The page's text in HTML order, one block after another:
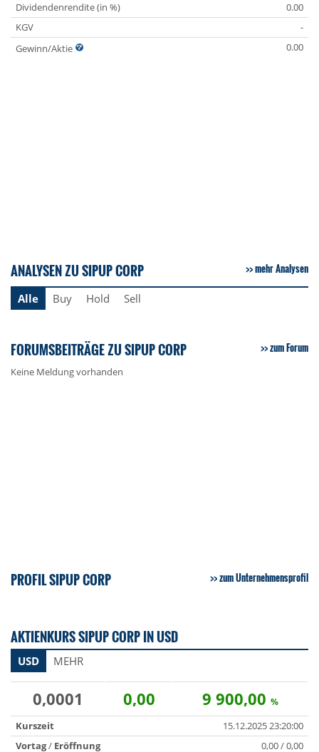
Dividendenrendite (in %)
0.00
KGV
-
Gewinn/Aktie
0.00
ANALYSEN ZU SIPUP CORP mehr Analysen
Alle Buy Hold Sell
FORUMSBEITRÄGE ZU SIPUP CORP zum Forum
Keine Meldung vorhanden
PROFIL SIPUP CORP zum Unternehmensprofil
AKTIENKURS SIPUP CORP IN USD
USD MEHR
0,0001 0,00 9 900,00 %
Kurszeit
15.12.2025 23:20:00
Vortag/ Eröffnung 0,00 / 0,00